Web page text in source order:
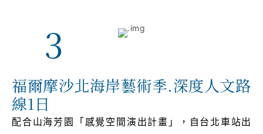
3
福爾摩沙北海岸藝術季.深度人文路
線1日
配合山海芳園「感覺空間演出計畫」，自台北車站出